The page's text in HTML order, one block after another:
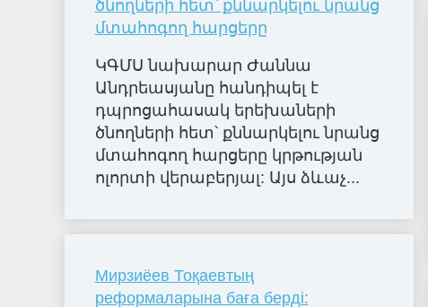
ծնողների հետ՝ քննարկելու նրանց
մտահոգող հարցերը
ԿԳՄՍ նախարար Ժաննա
Անդրեասյանը հանդիպել է
դպրոցահասակ երեխաների
ծնողների հետ՝ քննարկելու նրանց
մտահոգող հարցերը կրթության
ոլորտի վերաբերյալ: Այս ձևաչ...
Мирзиёев Тоқаевтың
реформаларына баға берді: